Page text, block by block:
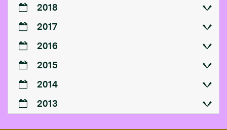
2018
2017
2016
2015
2014
2013